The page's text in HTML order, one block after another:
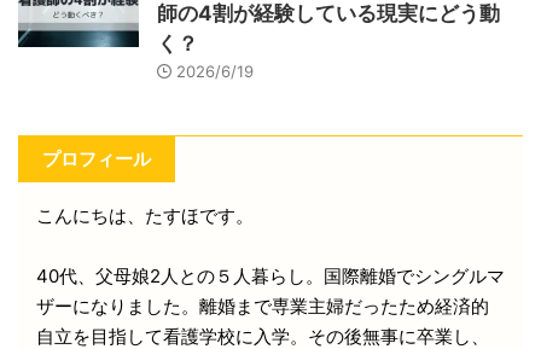
師の4割が経験している現実にどう動
く？
2026/6/19
プロフィール
こんにちは、たすほです。
40代、父母娘2人との５人暮らし。国際離婚でシングルマ
ザーになりました。離婚まで専業主婦だったため経済的
自立を目指して看護学校に入学。その後無事に卒業し、